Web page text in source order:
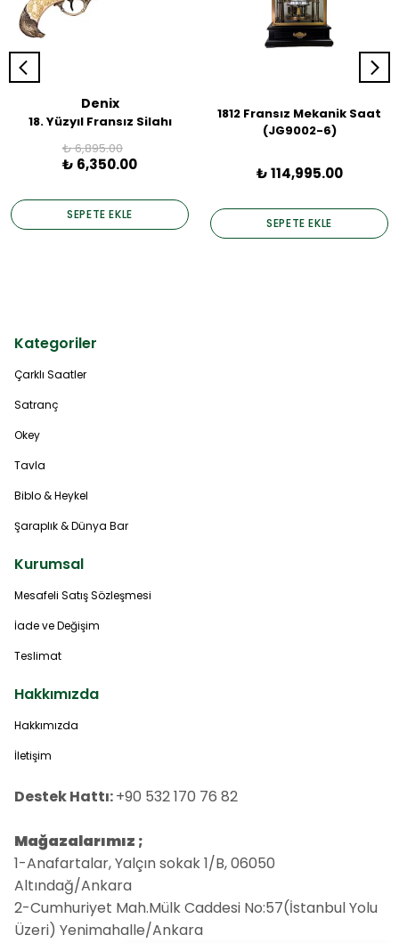
Denix
18. Yüzyıl Fransız Silahı
₺ 6,895.00
₺ 6,350.00
SEPETE EKLE
1812 Fransız Mekanik Saat
(JG9002-6)
₺ 114,995.00
SEPETE EKLE
Kategoriler
Çarklı Saatler
Satranç
Okey
Tavla
Biblo & Heykel
Şaraplık & Dünya Bar
Kurumsal
Mesafeli Satış Sözleşmesi
İade ve Değişim
Teslimat
Hakkımızda
Hakkımızda
İletişim
Destek Hattı:+90 532 170 76 82
Mağazalarımız ;
1-Anafartalar, Yalçın sokak 1/B, 06050
Altındağ/Ankara
2-Cumhuriyet Mah.Mülk Caddesi No:57(İstanbul Yolu
Üzeri) Yenimahalle/Ankara